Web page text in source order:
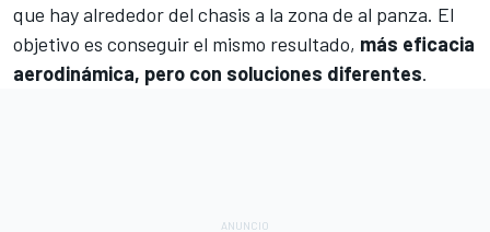
que hay alrededor del chasis a la zona de al panza. El
objetivo es conseguir el mismo resultado, más eficacia
aerodinámica, pero con soluciones diferentes.